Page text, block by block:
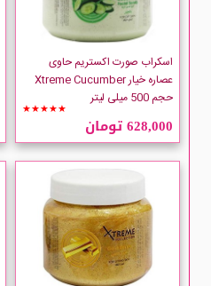
اسکراب صورت اکستریم حاوی
عصاره خیار Xtreme Cucumber
حجم 500 میلی لیتر
★★★★★
628,000 تومان